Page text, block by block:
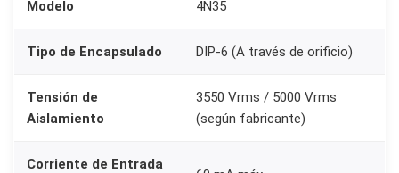
Modelo 4N35
Tipo de Encapsulado DIP-6 (A través de orificio)
Tensión de
Aislamiento
3550 Vrms / 5000 Vrms
(según fabricante)
Corriente de Entrada